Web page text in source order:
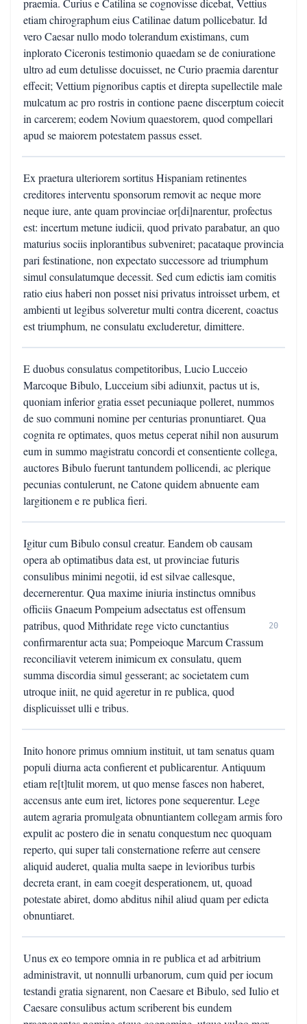
praemia. Curius e Catilina se cognovisse dicebat, Vettius
etiam chirographum eius Catilinae datum pollicebatur. Id
vero Caesar nullo modo tolerandum existimans, cum
inplorato Ciceronis testimonio quaedam se de coniuratione
ultro ad eum detulisse docuisset, ne Curio praemia darentur
effecit; Vettium pignoribus captis et direpta supellectile male
mulcatum ac pro rostris in contione paene discerptum coiecit
in carcerem; eodem Novium quaestorem, quod compellari
apud se maiorem potestatem passus esset.
Ex praetura ulteriorem sortitus Hispaniam retinentes
creditores interventu sponsorum removit ac neque more
neque iure, ante quam provinciae or[di]narentur, profectus
est: incertum metune iudicii, quod privato parabatur, an quo
maturius sociis inplorantibus subveniret; pacataque provincia
pari festinatione, non expectato successore ad triumphum
simul consulatumque decessit. Sed cum edictis iam comitis
ratio eius haberi non posset nisi privatus introisset urbem, et
ambienti ut legibus solveretur multi contra dicerent, coactus
est triumphum, ne consulatu excluderetur, dimittere.
E duobus consulatus competitoribus, Lucio Lucceio
Marcoque Bibulo, Lucceium sibi adiunxit, pactus ut is,
quoniam inferior gratia esset pecuniaque polleret, nummos
de suo communi nomine per centurias pronuntiaret. Qua
cognita re optimates, quos metus ceperat nihil non ausurum
eum in summo magistratu concordi et consentiente collega,
auctores Bibulo fuerunt tantundem pollicendi, ac plerique
pecunias contulerunt, ne Catone quidem abnuente eam
largitionem e re publica fieri.
Igitur cum Bibulo consul creatur. Eandem ob causam
opera ab optimatibus data est, ut provinciae futuris
consulibus minimi negotii, id est silvae callesque,
decernerentur. Qua maxime iniuria instinctus omnibus
officiis Gnaeum Pompeium adsectatus est offensum
patribus, quod Mithridate rege victo cunctantius
confirmarentur acta sua; Pompeioque Marcum Crassum
reconciliavit veterem inimicum ex consulatu, quem
summa discordia simul gesserant; ac societatem cum
utroque iniit, ne quid ageretur in re publica, quod
displicuisset ulli e tribus.
20
Inito honore primus omnium instituit, ut tam senatus quam
populi diurna acta confierent et publicarentur. Antiquum
etiam re[t]tulit morem, ut quo mense fasces non haberet,
accensus ante eum iret, lictores pone sequerentur. Lege
autem agraria promulgata obnuntiantem collegam armis foro
expulit ac postero die in senatu conquestum nec quoquam
reperto, qui super tali consternatione referre aut censere
aliquid auderet, qualia multa saepe in levioribus turbis
decreta erant, in eam coegit desperationem, ut, quoad
potestate abiret, domo abditus nihil aliud quam per edicta
obnuntiaret.
Unus ex eo tempore omnia in re publica et ad arbitrium
administravit, ut nonnulli urbanorum, cum quid per iocum
testandi gratia signarent, non Caesare et Bibulo, sed Iulio et
Caesare consulibus actum scriberent bis eundem